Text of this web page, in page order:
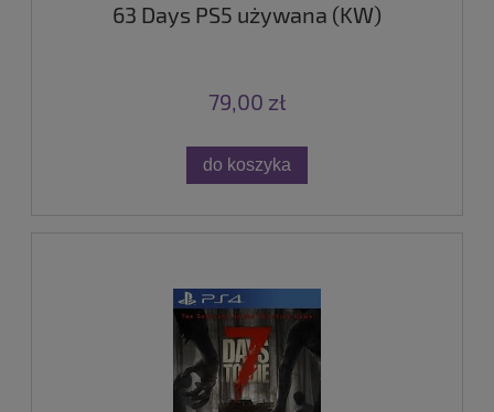
63 Days PS5 używana (KW)
79,00 zł
do koszyka